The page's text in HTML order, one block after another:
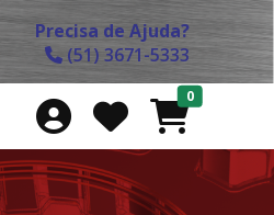
Precisa de Ajuda?
(51) 3671-5333
0